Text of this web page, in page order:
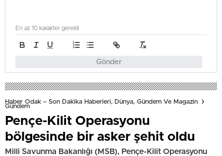
Gönder
En az 10 karakter gerekli
Haber Odak – Son Dakika Haberleri, Dünya, Gündem Ve Magazin
Gündem
Pençe-Kilit Operasyonu
bölgesinde bir asker şehit oldu
Milli Savunma Bakanlığı (MSB), Pençe-Kilit Operasyonu